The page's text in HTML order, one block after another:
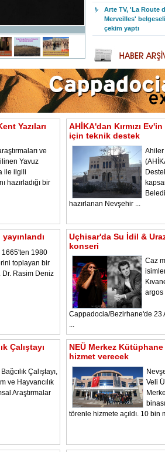
Arte TV, 'La Route
Merveilles'
çekim yaptı
Yazıları
ve
Yavuz
ile ilgili
hazırladığı bir
AHİKA'dan Kırmızı
için teknik destek
Ahiler
hazırlanan Nevşehir ...
1980
toplayan bir
Dr. Rasim Deniz
Uçhisar'da Su İdil &
konseri
Caz
argos
Cappadocia/Bezirhane'de 23
...
Çalıştayı
Çalıştayı,
ve Hayvancılık
Araştırmalar
NEÜ Merkez
hizmet verecek
Veli
törenle hizmete açıldı. 10 bin